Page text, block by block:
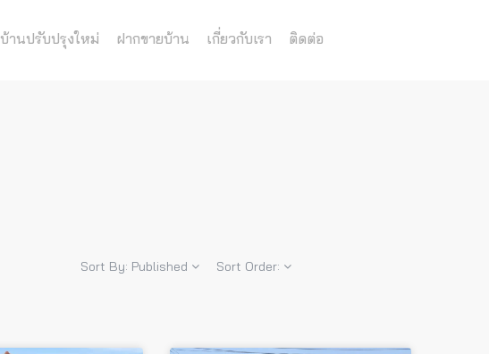
บ้านปรับปรุงใหม่ ฝากขายบ้าน เกี่ยวกับเรา ติดต่อ
Sort By: Published Sort Order: